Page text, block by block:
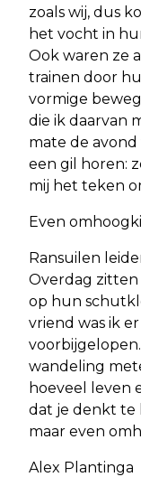
zoals wij, dus
het vocht in
Ook waren ze
trainen door
vormige
die ik daarvan
mate de
een gil horen:
mij het teken
Even
Ransuilen
Overdag
op hun
vriend was ik
wandeling
hoeveel leven
dat je denkt te
maar even
Alex Plantinga